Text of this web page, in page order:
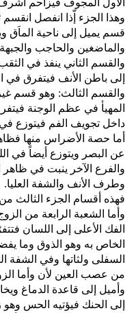
الأول المجوف فيزاحم
وهذا الجزء إّذا انفصل انقسم
قسم يميل إلى ناحية
والماضغين والحاجب
والقسم الثاني ينفذ في
إلى باطن الأنف فيتفرق في
والقسم الثالث‏:‏ وهو قسم
المهيأ في عظم الوجنة
داخل تجويف الفم فيتوزع في
أما حصة الأضراس منها
عن البصر ويتوزع أيضاً في
والفرع الآخر ينبت في ظاهر
وطرف الأنف والشفة العليا‏.‏
فهذه أقسام الجزء الثالث
وأما الشعبة الرابعة من
الفك الأعلى إلى اللسان
الخاص به وهو الذوق وما
السفلى ولثاتها وفي الشفة
من عصب العين لأن وأما
وأميل إلى قاعدة الدماغ
إلى الحنك فيؤتيه الحس